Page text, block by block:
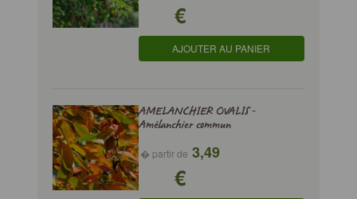
€
AJOUTER AU PANIER
AMELANCHIER OVALIS -
Amélanchier commun
� partir de 3,49
€